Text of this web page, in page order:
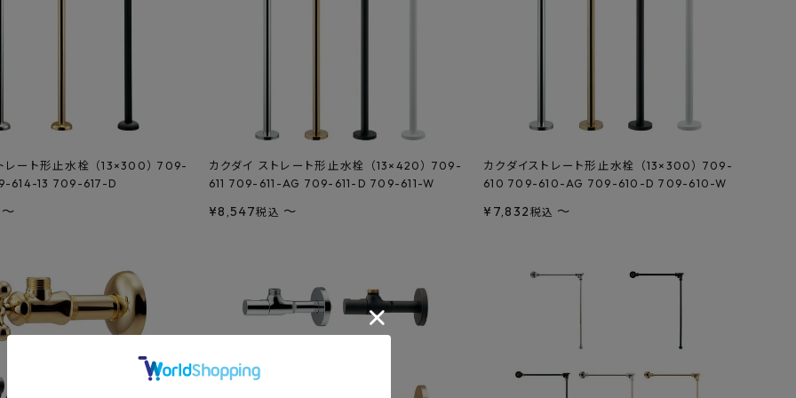
レート形止水栓 （13×300） 709-
614-13 709-617-D
〜
カクダイ ストレート形止水栓 （13×420） 709-
611 709-611-AG 709-611-D 709-611-W
¥8,547税込 〜
カクダイストレート形止水栓 （13×300） 709-
610 709-610-AG 709-610-D 709-610-W
¥ 7,832 税込 〜